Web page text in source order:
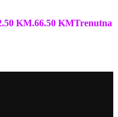
KM.66.50 KMTrenutna